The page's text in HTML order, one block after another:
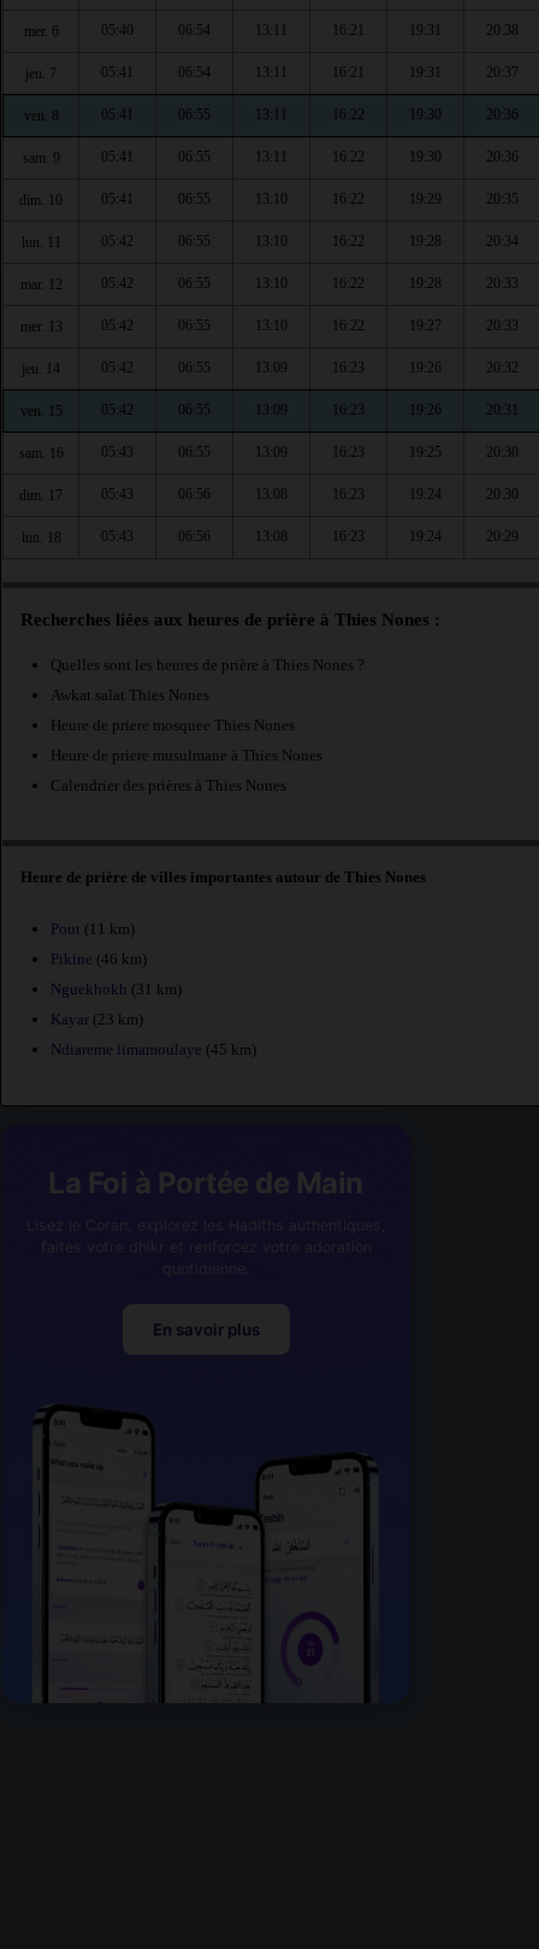
mer. 6 05:40 06:54 13:11 16:21 19:31 20:38
jeu. 7 05:41 06:54 13:11 16:21 19:31 20:37
ven. 8 05:41 06:55 13:11 16:22 19:30 20:36
sam. 9 05:41 06:55 13:11 16:22 19:30 20:36
dim. 10 05:41 06:55 13:10 16:22 19:29 20:35
lun. 11 05:42 06:55 13:10 16:22 19:28 20:34
mar. 12 05:42 06:55 13:10 16:22 19:28 20:33
mer. 13 05:42 06:55 13:10 16:22 19:27 20:33
jeu. 14 05:42 06:55 13:09 16:23 19:26 20:32
ven. 15 05:42 06:55 13:09 16:23 19:26 20:31
sam. 16 05:43 06:55 13:09 16:23 19:25 20:30
dim. 17 05:43 06:56 13:08 16:23 19:24 20:30
lun. 18 05:43 06:56 13:08 16:23 19:24 20:29
Recherches liées aux heures de prière à Thies Nones :
Quelles sont les heures de prière à Thies Nones ?
Awkat salat Thies Nones
Heure de priere mosquee Thies Nones
Heure de priere musulmane à Thies Nones
Calendrier des prières à Thies Nones
Heure de prière de villes importantes autour de Thies Nones
Pout (11 km)
Pikine (46 km)
Nguekhokh (31 km)
Kayar (23 km)
Ndiareme limamoulaye (45 km)
La Foi à Portée de Main
En savoir plus